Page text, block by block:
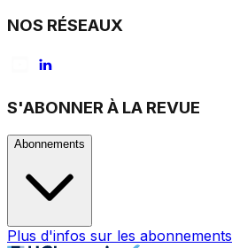
NOS RÉSEAUX
S'ABONNER À LA REVUE
Abonnements
Plus d'infos sur les abonnements